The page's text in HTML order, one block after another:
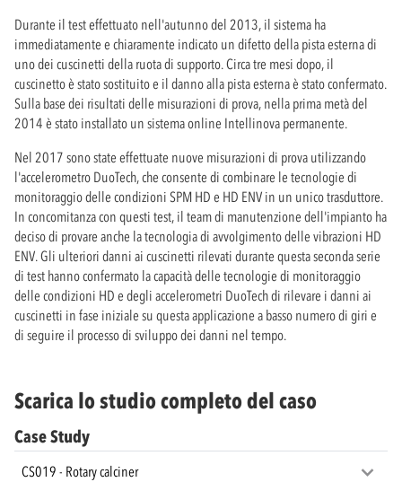
Durante il test effettuato nell'autunno del 2013, il sistema ha
immediatamente e chiaramente indicato un difetto della pista esterna di
uno dei cuscinetti della ruota di supporto. Circa tre mesi dopo, il
cuscinetto è stato sostituito e il danno alla pista esterna è stato confermato.
Sulla base dei risultati delle misurazioni di prova, nella prima metà del
2014 è stato installato un sistema online Intellinova permanente.
Nel 2017 sono state effettuate nuove misurazioni di prova utilizzando
l'accelerometro DuoTech, che consente di combinare le tecnologie di
monitoraggio delle condizioni SPM HD e HD ENV in un unico trasduttore.
In concomitanza con questi test, il team di manutenzione dell'impianto ha
deciso di provare anche la tecnologia di avvolgimento delle vibrazioni HD
ENV. Gli ulteriori danni ai cuscinetti rilevati durante questa seconda serie
di test hanno confermato la capacità delle tecnologie di monitoraggio
delle condizioni HD e degli accelerometri DuoTech di rilevare i danni ai
cuscinetti in fase iniziale su questa applicazione a basso numero di giri e
di seguire il processo di sviluppo dei danni nel tempo.
Scarica lo studio completo del caso
Case Study
CS019 - Rotary calciner